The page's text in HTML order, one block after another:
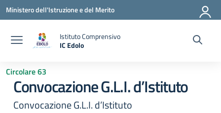
Vai ai contenuti
Vai al menu di navigazione
Vai al footer
Ministero dell'Istruzione e del Merito
Istituto Comprensivo
IC Edolo
Circolare 63
Convocazione G.L.I. d’Istituto
Convocazione G.L.I. d’Istituto